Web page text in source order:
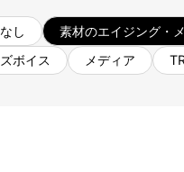
タログ
し 素材のエイジング・
ボイス メディア